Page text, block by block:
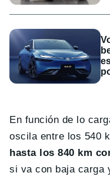
En función de lo
oscila entre los 540
hasta los 840 km
si va con baja carga